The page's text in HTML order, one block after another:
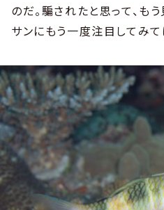
のだ。騙されたと思って、も
サンにもう一度注目してみて